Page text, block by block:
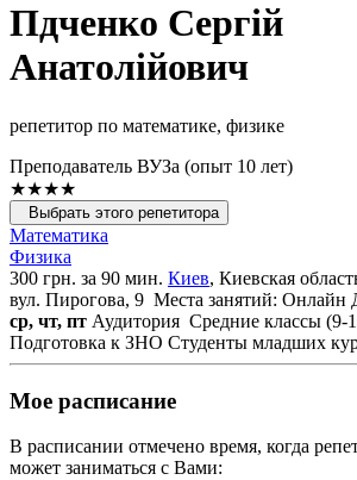
Пдченко Сергій
Анатолійович
репетитор по математике, физике
Преподаватель ВУЗа (опыт 10 лет)
★★★★
Выбрать этого репетитора
Математика
Физика
300 грн. за 90 мин. Киев, Киевская
вул. Пирогова, 9 Места занятий: Онлайн
ср, чт, пт Аудитория Средние классы (9-
Подготовка к ЗНО Студенты младших
Мое расписание
В расписании отмечено время, когда
может заниматься с Вами: